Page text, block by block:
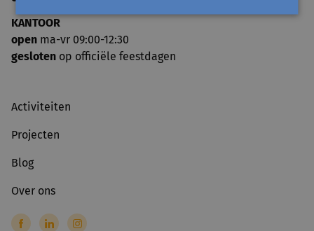
KANTOOR
open ma-vr 09:00-12:30
gesloten op officiële feestdagen
Activiteiten
Projecten
Blog
Over ons